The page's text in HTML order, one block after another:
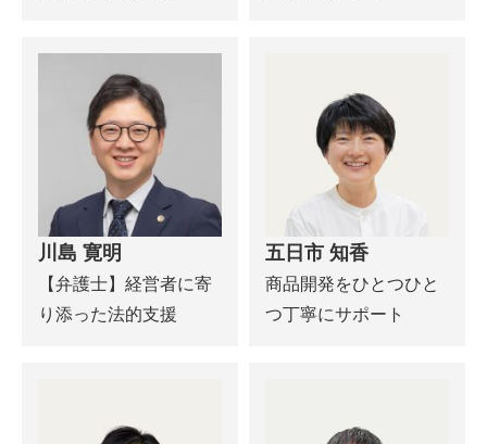
川島 寛明
【弁護士】経営者に寄
り添った法的支援
五日市 知香
商品開発をひとつひと
つ丁寧にサポート